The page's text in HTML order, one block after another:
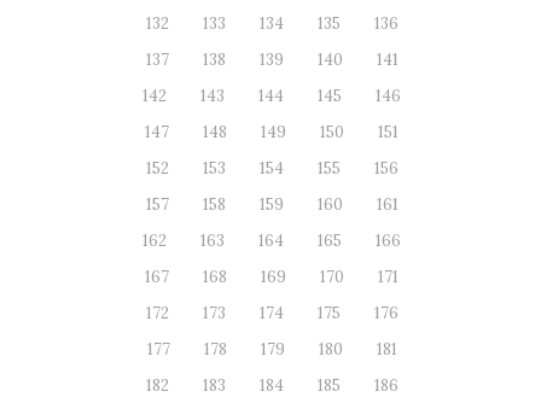
132
133 134 135
136
137
138 139 140
141
142
143 144 145
146
147
148 149 150
151
152
153 154 155
156
157
158 159 160
161
162
163 164 165
166
167
168 169 170
171
172
173 174 175
176
177
178 179 180
181
182
183 184 185
186